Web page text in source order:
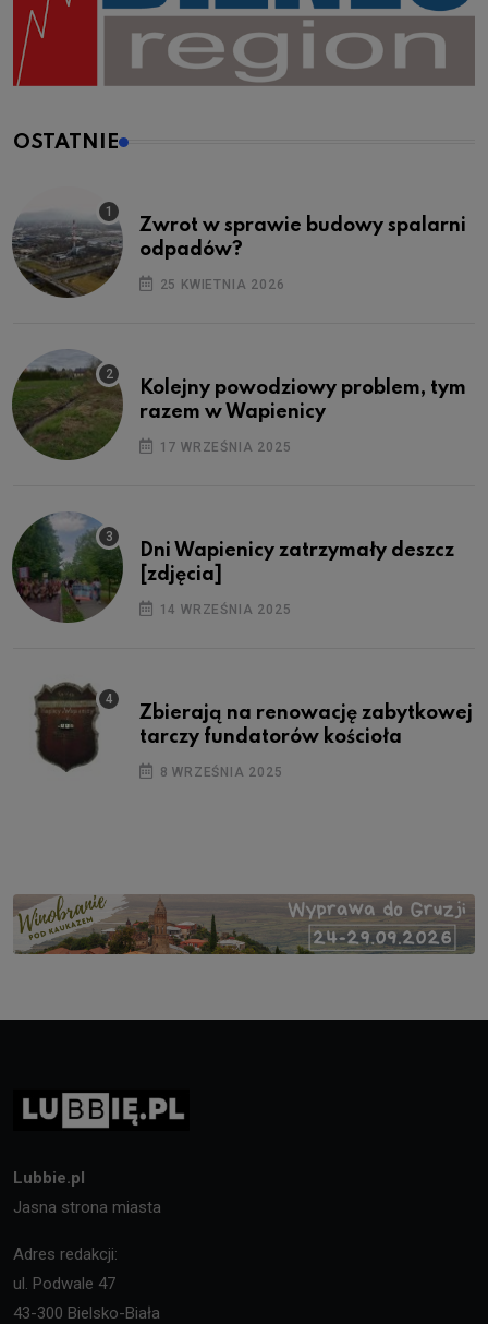
OSTATNIE
Zwrot w sprawie budowy spalarni
odpadów?
25 KWIETNIA 2026
Kolejny powodziowy problem, tym
razem w Wapienicy
17 WRZEŚNIA 2025
Dni Wapienicy zatrzymały deszcz
[zdjęcia]
14 WRZEŚNIA 2025
Zbierają na renowację zabytkowej
tarczy fundatorów kościoła
8 WRZEŚNIA 2025
Lubbie.pl
Jasna strona miasta
Adres redakcji:
ul. Podwale 47
43-300 Bielsko-Biała